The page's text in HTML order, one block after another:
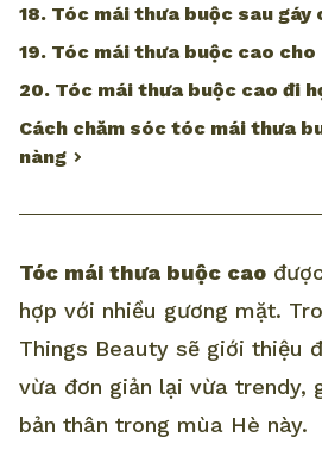
18. Tóc mái thưa buộc sau gáy
19. Tóc mái thưa buộc cao
20. Tóc mái thưa buộc cao đi
Cách chăm sóc tóc mái thưa
nàng
Tóc mái thưa buộc cao
hợp với nhiều gương mặt.
Things Beauty sẽ giới thiệu
vừa đơn giản lại vừa trendy,
bản thân trong mùa Hè này.